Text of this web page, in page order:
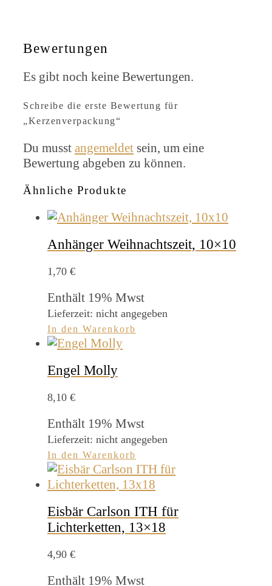
Bewertungen
Es gibt noch keine Bewertungen.
Schreibe die erste Bewertung für
„Kerzenverpackung“
Du musst angemeldet sein, um eine
Bewertung abgeben zu können.
Ähnliche Produkte
Anhänger Weihnachtszeit, 10×10
1,70 €
Enthält 19% Mwst
Lieferzeit: nicht angegeben
In den Warenkorb
Engel Molly
8,10 €
Enthält 19% Mwst
Lieferzeit: nicht angegeben
In den Warenkorb
Eisbär Carlson ITH für
Lichterketten, 13×18
4,90 €
Enthält 19% Mwst